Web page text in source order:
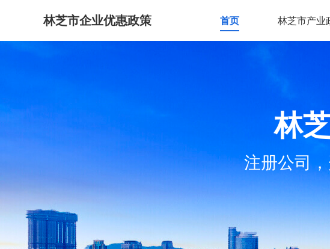
林芝市企业优惠政策 首页 林芝市产业
林
注册公司